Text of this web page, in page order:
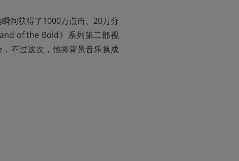
间获得了1000万点击、20万分
of the Bold》系列第二部视
不过这次，他将背景音乐换成